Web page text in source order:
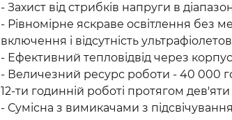
- Захист від стрибків напруги в
- Рівномірне яскраве освітлення без
включення і відсутність
- Ефективний тепловідвід через
- Величезний ресурс роботи - 40 000
12-ти годинній роботі протягом дев'яти
- Сумісна з вимикачами з